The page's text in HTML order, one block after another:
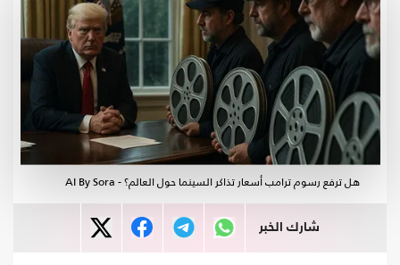
هل ترفع رسوم ترامب أسعار تذاكر السينما حول العالم؟ - AI By Sora
شارك الخبر